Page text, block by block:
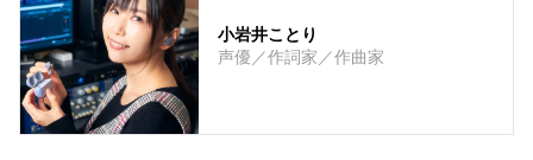
小岩井ことり
声優／作詞家／作曲家